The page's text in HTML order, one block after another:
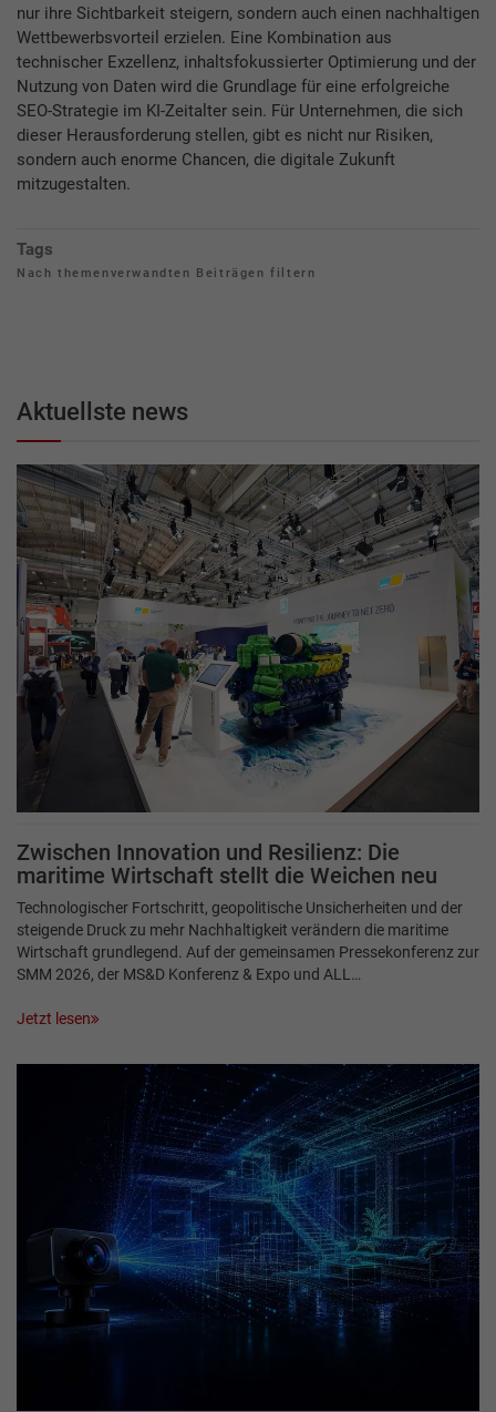
nur ihre Sichtbarkeit steigern, sondern auch einen nachhaltigen
Wettbewerbsvorteil erzielen. Eine Kombination aus
technischer Exzellenz, inhaltsfokussierter Optimierung und der
Nutzung von Daten wird die Grundlage für eine erfolgreiche
SEO-Strategie im KI-Zeitalter sein. Für Unternehmen, die sich
dieser Herausforderung stellen, gibt es nicht nur Risiken,
sondern auch enorme Chancen, die digitale Zukunft
mitzugestalten.
Tags
Nach themenverwandten Beiträgen filtern
Aktuellste news
Zwischen Innovation und Resilienz: Die
maritime Wirtschaft stellt die Weichen neu
Technologischer Fortschritt, geopolitische Unsicherheiten und der
steigende Druck zu mehr Nachhaltigkeit verändern die maritime
Wirtschaft grundlegend. Auf der gemeinsamen Pressekonferenz zur
SMM 2026, der MS&D Konferenz & Expo und ALL…
Jetzt lesen